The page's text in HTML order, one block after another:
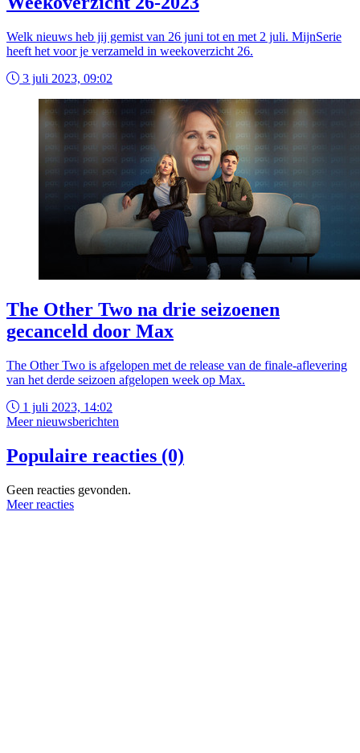
Welk nieuws heb jij gemist van 26 juni tot en met 2 juli. MijnSerie
heeft het voor je verzameld in weekoverzicht 26.
3 juli 2023, 09:02
The Other Two na drie seizoenen
gecanceld door Max
The Other Two is afgelopen met de release van de finale-aflevering
van het derde seizoen afgelopen week op Max.
1 juli 2023, 14:02
Meer nieuwsberichten
Populaire reacties (0)
Geen reacties gevonden.
Meer reacties